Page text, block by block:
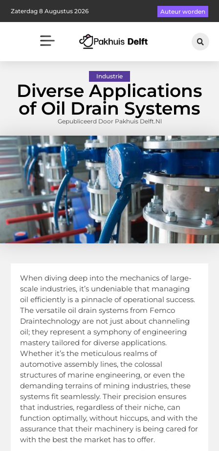
Zaterdag 8 Augustus 2026 Auteur worden
Industrie
Diverse Applications
of Oil Drain Systems
Gepubliceerd Door Pakhuis Delft.nl
When diving deep into the mechanics of large-
scale industries, it’s undeniable that managing
oil efficiently is a pinnacle of operational success.
The versatile oil drain systems from Femco
Draintechnology are not just about channeling
oil; they represent a symphony of engineering
mastery tailored for diverse applications.
Whether it’s the meticulous realms of
automotive assembly lines, the colossal
structures of marine engineering, or even the
demanding terrains of mining industries, these
systems fit seamlessly. Their precision ensures
that industries, regardless of their niche, can
function optimally, without hiccups, and with the
assurance that their machinery is being cared for
with the best the market has to offer.